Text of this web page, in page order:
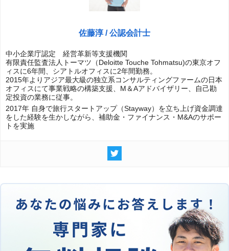
佐藤淳 / 公認会計士
中小企業庁認定 経営革新等支援機関
有限責任監査法人トーマツ（Deloitte Touche Tohmatsu)の東京オフ
ィスに6年間、シアトルオフィスに2年間勤務。
2015年よりアジア最大級の独立系コンサルティングファームの日本
オフィスにて事業戦略の構築支援、M＆Aアドバイザリー、自己勘
定投資の業務に従事。
2017年 自身で旅行スタートアップ（Stayway）を立ち上げ資金調達
をした経験を生かしながら、補助金・ファイナンス・M&Aのサポー
トを実施